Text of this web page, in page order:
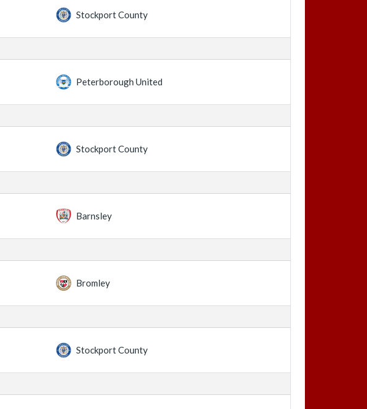
Stockport County
Peterborough United
Stockport County
Barnsley
Bromley
Stockport County